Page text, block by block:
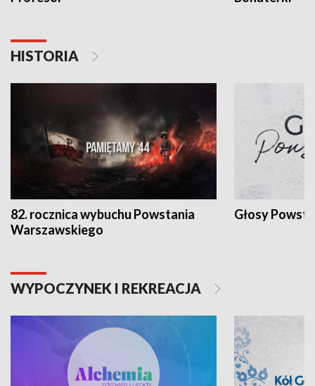
HISTORIA
82. rocznica wybuchu Powstania
Warszawskiego
Głosy
WYPOCZYNEK I REKREACJA